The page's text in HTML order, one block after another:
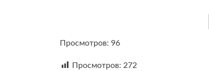
Просмотров: 96
Просмотров: 272